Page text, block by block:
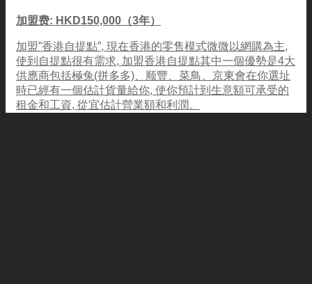
加盟费: HKD150,000（3年）
加盟”香港自提點”, 現在香港的零售模式微微以網購為主,
使到自提點很有需求, 加盟香港自提點其中一個優勢是4大
供應商包括極兔(拼多多)、顺豐、菜鳥、京東會在你選址
時已經有一個估計貨量給你, 使你預計到生意額可承受的
租金和工資, 從宜估計營業額和利潤。